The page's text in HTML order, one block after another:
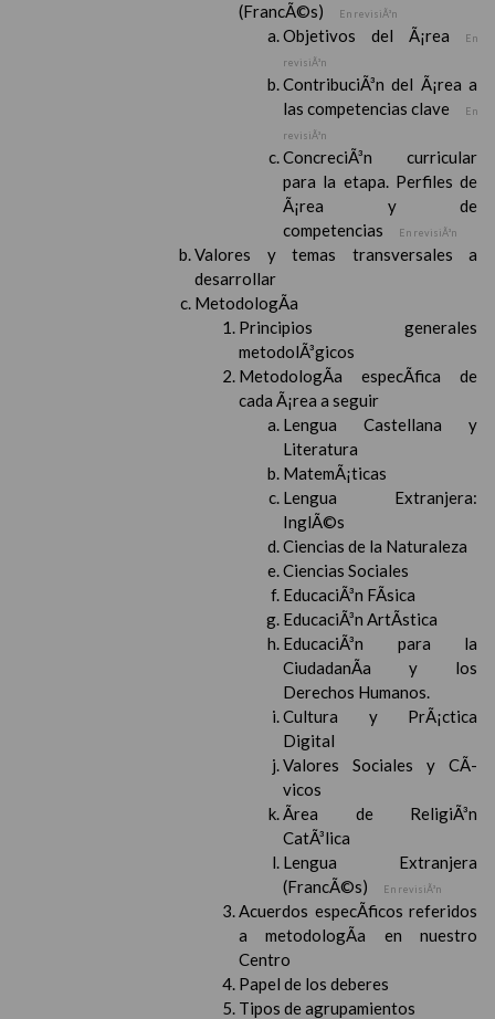
(FrancÃ©s) En revisiÃ³n
Objetivos del Ã¡rea
En
revisiÃ³n
ContribuciÃ³n del Ã¡rea a
las competencias clave
En
revisiÃ³n
ConcreciÃ³n curricular
para la etapa. Perfiles de
Ã¡rea y de
competencias
En revisiÃ³n
Valores y temas transversales a
desarrollar
MetodologÃ­a
Principios generales
metodolÃ³gicos
MetodologÃ­a especÃ­fica de
cada Ã¡rea a seguir
Lengua Castellana y
Literatura
MatemÃ¡ticas
Lengua Extranjera:
InglÃ©s
Ciencias de la Naturaleza
Ciencias Sociales
EducaciÃ³n FÃ­sica
EducaciÃ³n ArtÃ­stica
EducaciÃ³n para la
CiudadanÃ­a y los
Derechos Humanos.
Cultura y PrÃ¡ctica
Digital
Valores Sociales y CÃ­
vicos
Ãrea de ReligiÃ³n
CatÃ³lica
Lengua Extranjera
(FrancÃ©s)
En revisiÃ³n
Acuerdos especÃ­ficos referidos
a metodologÃ­a en nuestro
Centro
Papel de los deberes
Tipos de agrupamientos